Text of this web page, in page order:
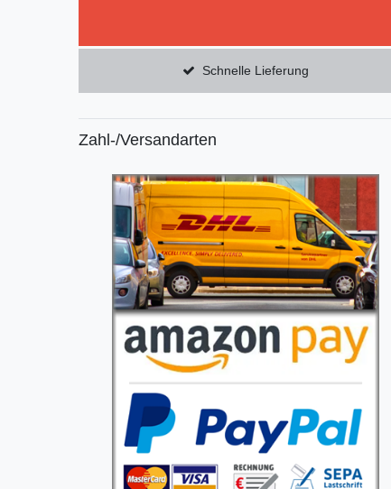
Schnelle Lieferung
Zahl-/Versandarten